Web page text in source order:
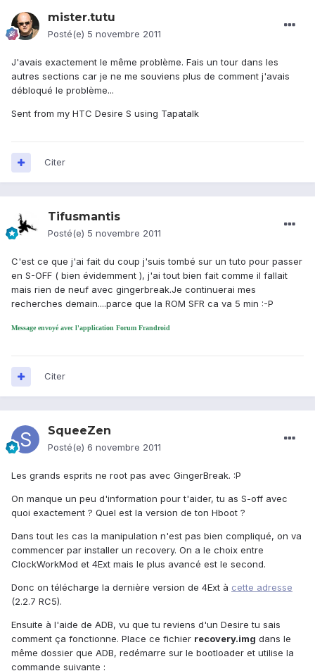
mister.tutu
Posté(e) 5 novembre 2011
J'avais exactement le même problème. Fais un tour dans les
autres sections car je ne me souviens plus de comment j'avais
débloqué le problème...
Sent from my HTC Desire S using Tapatalk
Citer
Tifusmantis
Posté(e) 5 novembre 2011
C'est ce que j'ai fait du coup j'suis tombé sur un tuto pour passer
en S-OFF ( bien évidemment ), j'ai tout bien fait comme il fallait
mais rien de neuf avec gingerbreak.Je continuerai mes
recherches demain....parce que la ROM SFR ca va 5 min :-P
Message envoyé avec l'application Forum Frandroid
Citer
SqueeZen
Posté(e) 6 novembre 2011
Les grands esprits ne root pas avec GingerBreak. :P
On manque un peu d'information pour t'aider, tu as S-off avec
quoi exactement ? Quel est la version de ton Hboot ?
Dans tout les cas la manipulation n'est pas bien compliqué, on va
commencer par installer un recovery. On a le choix entre
ClockWorkMod et 4Ext mais le plus avancé est le second.
Donc on télécharge la dernière version de 4Ext à cette adresse
(2.2.7 RC5).
Ensuite à l'aide de ADB, vu que tu reviens d'un Desire tu sais
comment ça fonctionne. Place ce fichier recovery.img dans le
même dossier que ADB, redémarre sur le bootloader et utilise la
commande suivante :